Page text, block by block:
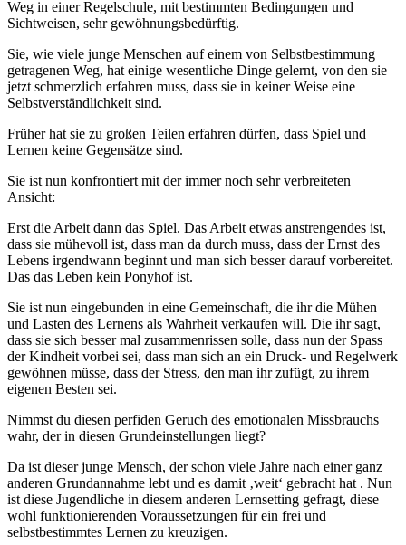
Weg in einer Regelschule, mit bestimmten Bedingungen und
Sichtweisen, sehr gewöhnungsbedürftig.
Sie, wie viele junge Menschen auf einem von Selbstbestimmung
getragenen Weg, hat einige wesentliche Dinge gelernt, von den sie
jetzt schmerzlich erfahren muss, dass sie in keiner Weise eine
Selbstverständlichkeit sind.
Früher hat sie zu großen Teilen erfahren dürfen, dass Spiel und
Lernen keine Gegensätze sind.
Sie ist nun konfrontiert mit der immer noch sehr verbreiteten
Ansicht:
Erst die Arbeit dann das Spiel. Das Arbeit etwas anstrengendes ist,
dass sie mühevoll ist, dass man da durch muss, dass der Ernst des
Lebens irgendwann beginnt und man sich besser darauf vorbereitet.
Das das Leben kein Ponyhof ist.
Sie ist nun eingebunden in eine Gemeinschaft, die ihr die Mühen
und Lasten des Lernens als Wahrheit verkaufen will. Die ihr sagt,
dass sie sich besser mal zusammenrissen solle, dass nun der Spass
der Kindheit vorbei sei, dass man sich an ein Druck- und Regelwerk
gewöhnen müsse, dass der Stress, den man ihr zufügt, zu ihrem
eigenen Besten sei.
Nimmst du diesen perfiden Geruch des emotionalen Missbrauchs
wahr, der in diesen Grundeinstellungen liegt?
Da ist dieser junge Mensch, der schon viele Jahre nach einer ganz
anderen Grundannahme lebt und es damit ‚weit‘ gebracht hat . Nun
ist diese Jugendliche in diesem anderen Lernsetting gefragt, diese
wohl funktionierenden Voraussetzungen für ein frei und
selbstbestimmtes Lernen zu kreuzigen.